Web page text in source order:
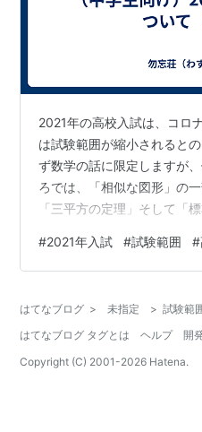
2021年の高校入試は、コロ
は試験範囲が縮小されると
ず数学の話に限定しますが
ろでは、「相似な図形」の
「三平方の定理」そして「
出題するが、基礎的な内容
地域もあるそうです。 詳細
活用しにくいのではないか
の範囲削減の影響は大きい
は、複数の単元にまたがっ
#2021年入試 #試験範囲 #
はてなブログ > 未指定 > 試験範
はてなブログ タグとは
ヘルプ 開
Copyright (C) 2001-2026 Hatena.